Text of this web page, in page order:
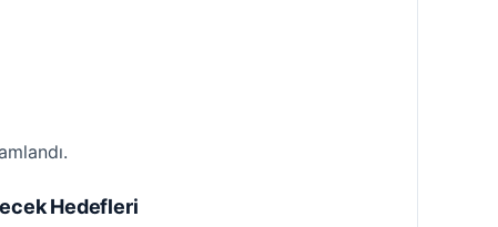
Hedefleri